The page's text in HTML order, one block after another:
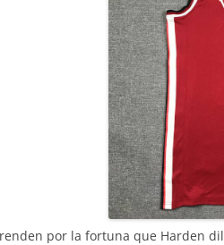
por la fortuna que Harden